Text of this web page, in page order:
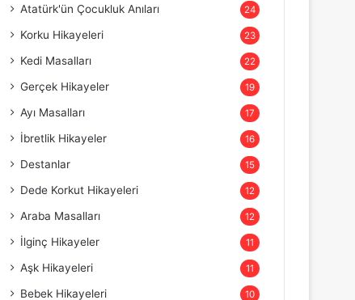
Atatürk'ün Çocukluk Anıları 24
Korku Hikayeleri 23
Kedi Masalları 22
Gerçek Hikayeler 19
Ayı Masalları 17
İbretlik Hikayeler 16
Destanlar 15
Dede Korkut Hikayeleri 12
Araba Masalları 12
İlginç Hikayeler 11
Aşk Hikayeleri 11
Bebek Hikayeleri 10